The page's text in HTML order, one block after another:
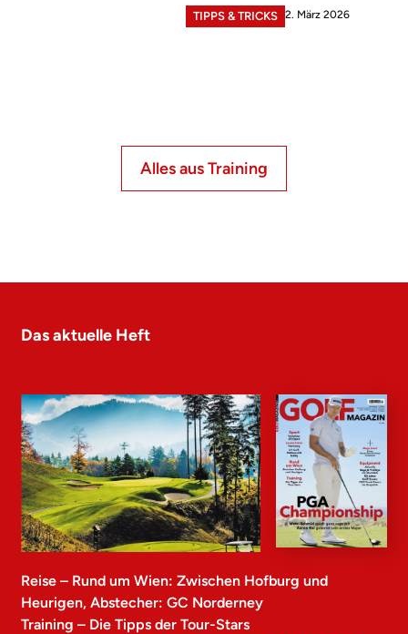
TIPPS & TRICKS 2. März 2026
Alles aus Training
Das aktuelle Heft
Reise – Rund um Wien: Zwischen Hofburg und
Heurigen, Abstecher: GC Norderney
Training – Die Tipps der Tour-Stars